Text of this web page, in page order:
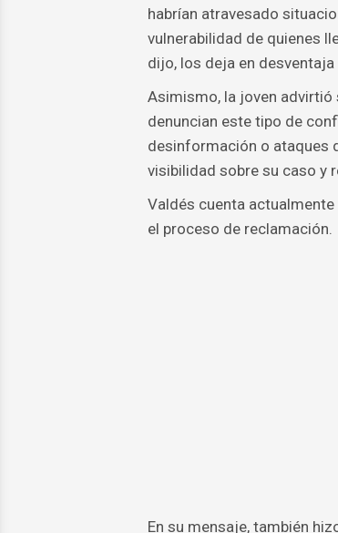
habrían atravesado
vulnerabilidad de quienes
dijo, los deja en
Asimismo, la joven
denuncian este tipo de
desinformación o ataques
visibilidad sobre su caso y
Valdés cuenta
el proceso de reclamación.
En su mensaje, también